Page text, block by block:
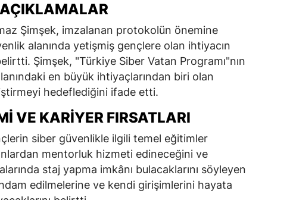
Şimşek, imzalanan protokolün önemine
alanında yetişmiş gençlere olan ihtiyacın
Şimşek, "Türkiye Siber Vatan Programı"nın
en büyük ihtiyaçlarından biri olan
hedeflediğini ifade etti.
VE KARIYER FIRSATLARI
siber güvenlikle ilgili temel eğitimler
mentorluk hizmeti edineceğini ve
staj yapma imkânı bulacaklarını söyleyen
edilmelerine ve kendi girişimlerini hayata